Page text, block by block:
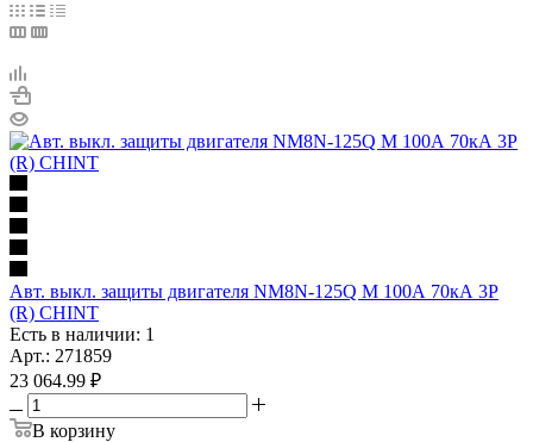
Авт. выкл. защиты двигателя NM8N-125Q M 100А 70кА 3P
(R) CHINT
Есть в наличии: 1
Арт.: 271859
23 064.99 ₽
В корзину